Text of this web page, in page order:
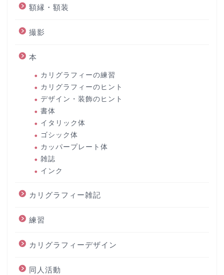
額縁・額装
撮影
本
カリグラフィーの練習
カリグラフィーのヒント
デザイン・装飾のヒント
書体
イタリック体
ゴシック体
カッパープレート体
雑誌
インク
カリグラフィー雑記
練習
カリグラフィーデザイン
同人活動